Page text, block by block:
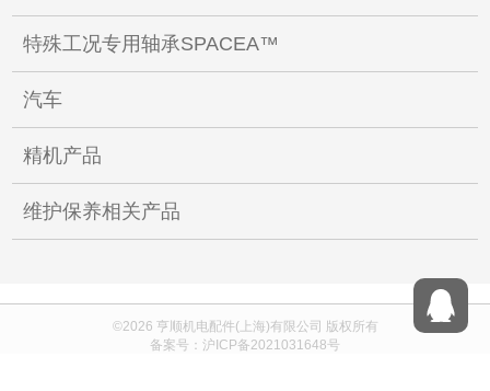
特殊工况专用轴承SPACEA™
汽车
精机产品
维护保养相关产品
©2026 亨顺机电配件(上海)有限公司 版权所有
备案号： 沪ICP备2021031648号